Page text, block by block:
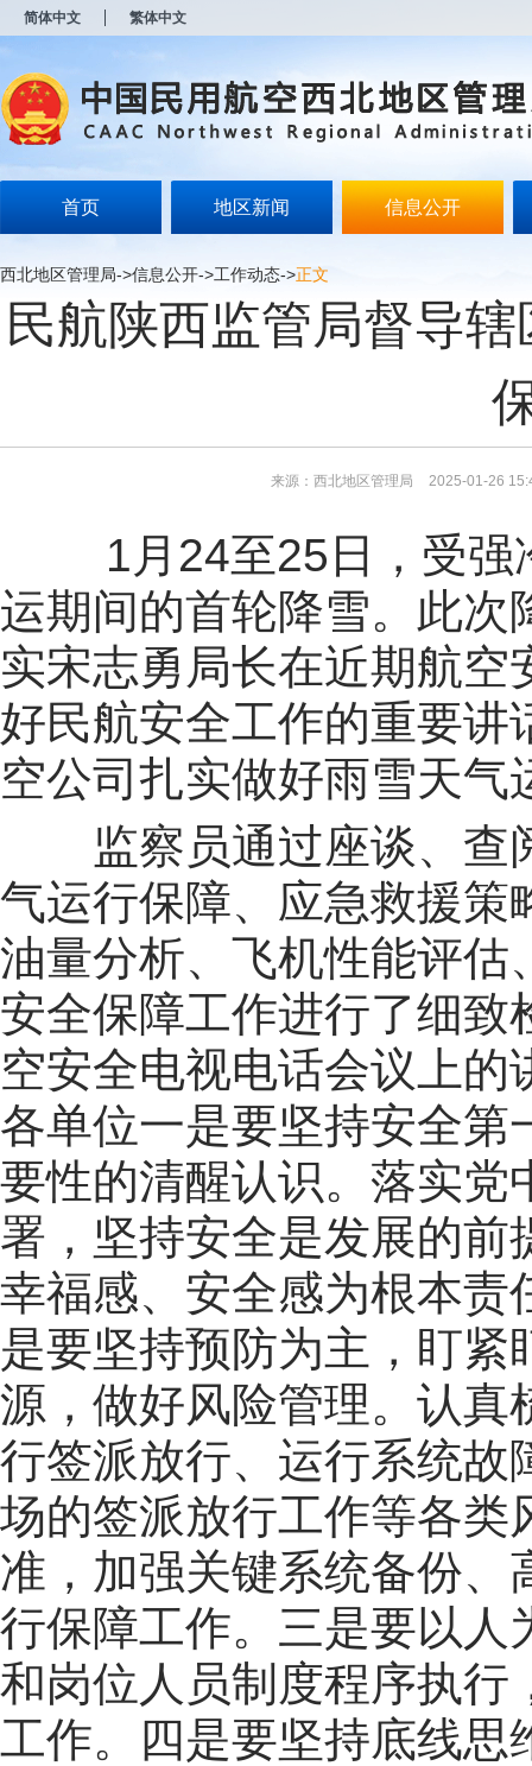
简体中文 繁体中文
首页 地区新闻 信息公开
西北地区管理局->信息公开->工作动态->正文
民航陕西监管局督导
来源：西北地区管理局 2025-01-26
1月24至25日，受
运期间的首轮降雪。此次
实宋志勇局长在近期航
好民航安全工作的重要讲
空公司扎实做好雨雪天气
监察员通过座谈、查
气运行保障、应急救援策
油量分析、飞机性能评估
安全保障工作进行了细致
空安全电视电话会议上
各单位一是要坚持安全第
要性的清醒认识。落实党
署，坚持安全是发展的前
幸福感、安全感为根本责
是要坚持预防为主，盯
源，做好风险管理。认真
行签派放行、运行系统故
场的签派放行工作等各类
准，加强关键系统备份、
行保障工作。三是要以人
和岗位人员制度程序执行
工作。四是要坚持底线思
开
无
障
说
按
Alt
加
波
浪